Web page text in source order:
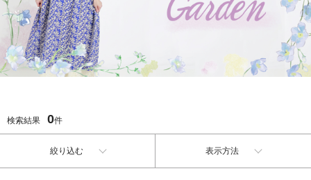
検索結果 0件
絞り込む 表示方法